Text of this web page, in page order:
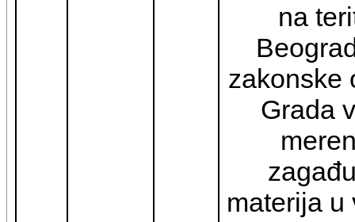
na
zakonske
Grada
materija u